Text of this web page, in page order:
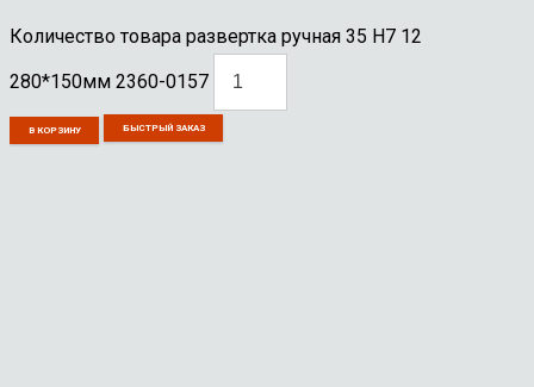
Количество товара развертка ручная 35 Н7 12
280*150мм 2360-0157
В КОРЗИНУ БЫСТРЫЙ ЗАКАЗ